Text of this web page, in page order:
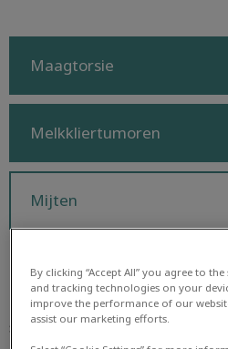
Maagtorsie
Melkkliertumoren
Mijten
Mijten
Mijten zijn kleine beestjes die
spinachtigen. De meeste
By clicking “Accept All” you agree to
and tracking technologies on your
improve the performance of our
assist our marketing efforts.